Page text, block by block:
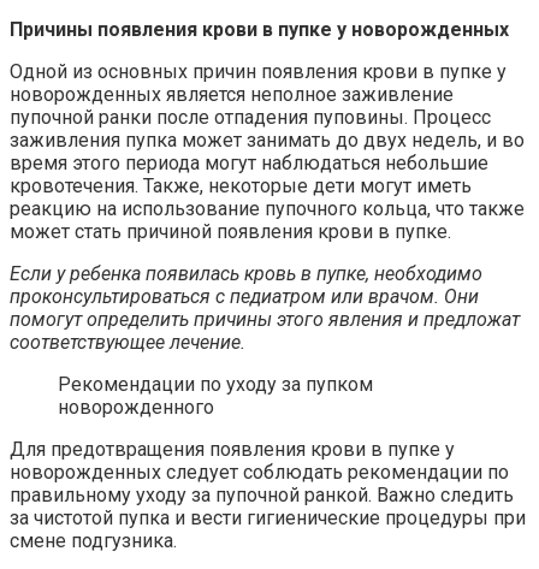
Причины появления крови в пупке у новорожденных
Одной из основных причин появления крови в пупке у
новорожденных является неполное заживление
пупочной ранки после отпадения пуповины. Процесс
заживления пупка может занимать до двух недель, и во
время этого периода могут наблюдаться небольшие
кровотечения. Также, некоторые дети могут иметь
реакцию на использование пупочного кольца, что также
может стать причиной появления крови в пупке.
Если у ребенка появилась кровь в пупке, необходимо
проконсультироваться с педиатром или врачом. Они
помогут определить причины этого явления и предложат
соответствующее лечение.
Рекомендации по уходу за пупком
новорожденного
Для предотвращения появления крови в пупке у
новорожденных следует соблюдать рекомендации по
правильному уходу за пупочной ранкой. Важно следить
за чистотой пупка и вести гигиенические процедуры при
смене подгузника.